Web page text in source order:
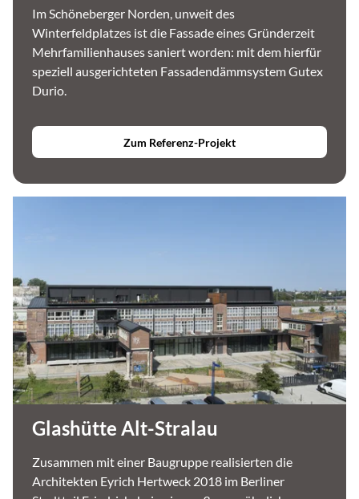
Im Schöneberger Norden, unweit des
Winterfeldplatzes ist die Fassade eines Gründerzeit
Mehrfamilienhauses saniert worden: mit dem hierfür
speziell ausgerichteten Fassadendämmsystem Gutex
Durio.
Zum Referenz-Projekt
Glashütte Alt-Stralau
Zusammen mit einer Baugruppe realisierten die
Architekten Eyrich Hertweck 2018 im Berliner